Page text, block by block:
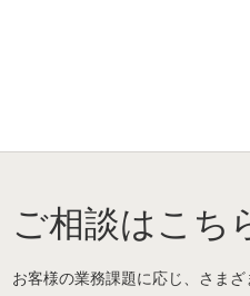
ご相談はこち
お客様の業務課題に応じ、さま